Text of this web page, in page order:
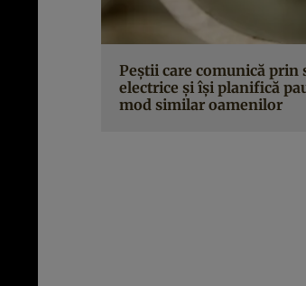
Peștii care comunică prin
electrice și își planifică
mod similar oamenilor